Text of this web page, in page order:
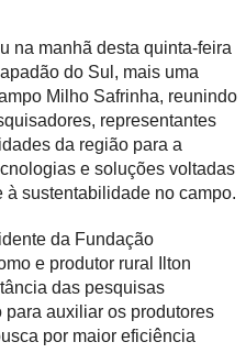
na manhã desta quinta-feira
do Sul, mais uma
Milho Safrinha, reunindo
representantes
da região para a
e soluções voltadas
sustentabilidade no campo.
da Fundação
e produtor rural Ilton
das pesquisas
auxiliar os produtores
por maior eficiência